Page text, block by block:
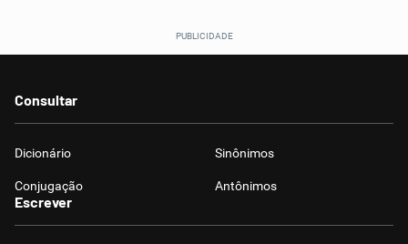
Consultar
Dicionário Sinônimos
Conjugação Antônimos
Escrever